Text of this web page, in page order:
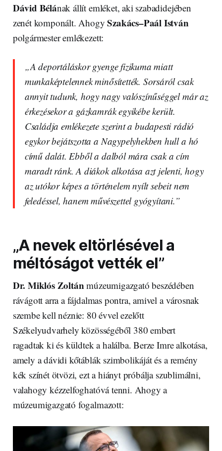
Dávid Bélának állít emléket, aki szabadidejében
zenét komponált. AhogySzakács–Paál István
polgármester emlékezett:
„A deportáláskor gyenge fizikuma miatt
munkaképtelennek minősítették. Sorsáról csak
annyit tudunk, hogy nagy valószínűséggel már az
érkezésekor a gázkamrák egyikébe került.
Családja emlékezete szerint a budapesti rádió
egykor bejátszotta a Nagypelyhekben hull a hó
című dalát. Ebből a dalból mára csak a cím
maradt ránk. A diákok alkotása azt jelenti, hogy
az utókor képes a történelem nyílt sebeit nem
feledéssel, hanem művészettel gyógyítani.”
„A nevek eltörlésével a
méltóságot vették el”
Dr. Miklós Zoltánmúzeumigazgató beszédében
rávágott arra a fájdalmas pontra, amivel a városnak
szembe kell néznie: 80 évvel ezelőtt
Székelyudvarhely közösségéből 380 embert
ragadtak ki és küldtek a halálba. Berze Imre alkotása,
amely a dávidi kőtáblák szimbolikáját és a remény
kék színét ötvözi, ezt a hiányt próbálja szublimálni,
valahogy kézzelfoghatóvá tenni. Ahogy a
múzeumigazgató fogalmazott: